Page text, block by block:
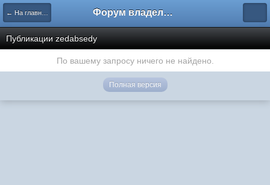
← На главную Форум владельцев интернет-магазинов
Публикации zedabsedy
По вашему запросу ничего не найдено.
Полная версия